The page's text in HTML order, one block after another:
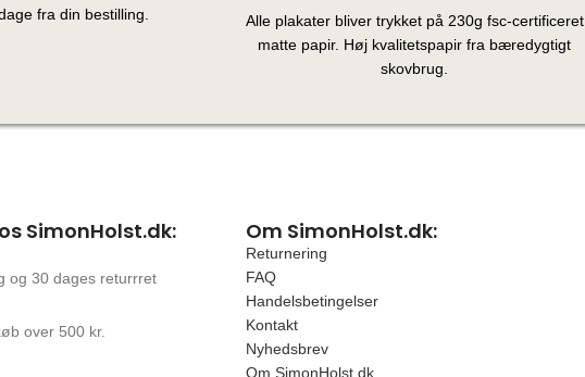
fra din bestilling.
Alle plakater bliver trykket på 230g fsc-certificeret
matte papir. Høj kvalitetspapir fra bæredygtigt
skovbrug.
SimonHolst.dk:
og 30 dages returrret
over 500 kr.
Om SimonHolst.dk:
Returnering
FAQ
Handelsbetingelser
Kontakt
Nyhedsbrev
Om SimonHolst.dk